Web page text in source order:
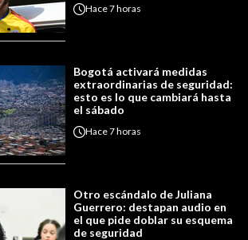
Hace7 horas
Bogotá activará medidas
extraordinarias de seguridad:
esto es lo que cambiará hasta
el sábado
Hace7 horas
Otro escándalo de Juliana
Guerrero: destapan audio en
el que pide doblar su esquema
de seguridad